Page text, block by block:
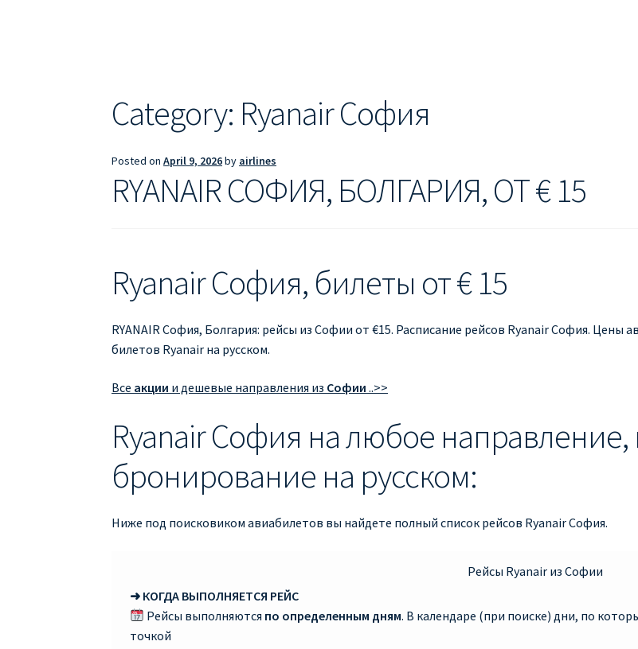
Информация по бронированию билетов RyanairКАК НАЙТИ ДЕШЕВЫЙ БИЛЕТ
ПРАВИЛА РЕГИСТРАЦИИПРИЛОЖЕНИЕ RYANAIR НА РУССКОМ
Регистрация ребенка на рейс RYANAIR
Category: Ryanair София
Posted onApril 9, 2026by airlines
RYANAIR СОФИЯ, БОЛГАРИЯ, ОТ € 15
Ryanair София, билеты от € 15
RYANAIR София, Болгария: рейсы из Софии от €15. Расписание рейсов Ryanair София. Цены
билетов Ryanair на русском.
Все акции и дешевые направления из Софии ..>>
Ryanair София на любое
бронирование на русском:
Ниже под поисковиком авиабилетов вы найдете полный список рейсов Ryanair София.
Рейсы Ryanair из Софии
➜ КОГДА ВЫПОЛНЯЕТСЯ РЕЙС
Рейсы выполняются по определенным дням. В календаре (при поиске) дни, по
точкой